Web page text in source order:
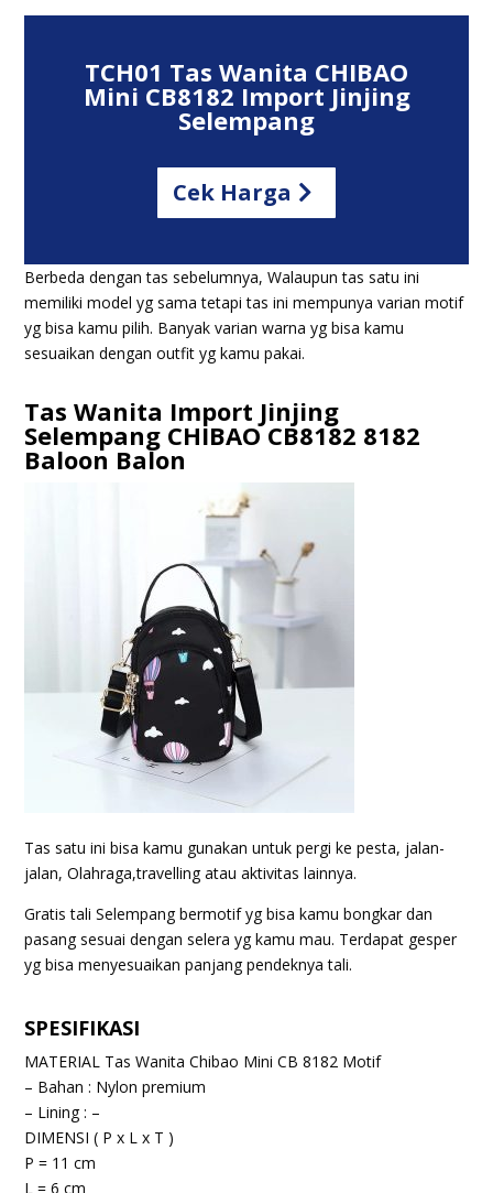
TCH01 Tas Wanita CHIBAO
Mini CB8182 Import Jinjing
Selempang
Cek Harga
Berbeda dengan tas sebelumnya, Walaupun tas satu ini
memiliki model yg sama tetapi tas ini mempunya varian motif
yg bisa kamu pilih. Banyak varian warna yg bisa kamu
sesuaikan dengan outfit yg kamu pakai.
Tas Wanita Import Jinjing
Selempang CHIBAO CB8182 8182
Baloon Balon
Tas satu ini bisa kamu gunakan untuk pergi ke pesta, jalan-
jalan, Olahraga,travelling atau aktivitas lainnya.
Gratis tali Selempang bermotif yg bisa kamu bongkar dan
pasang sesuai dengan selera yg kamu mau. Terdapat gesper
yg bisa menyesuaikan panjang pendeknya tali.
SPESIFIKASI
MATERIAL Tas Wanita Chibao Mini CB 8182 Motif
– Bahan : Nylon premium
– Lining : –
DIMENSI ( P x L x T )
P = 11 cm
L = 6 cm